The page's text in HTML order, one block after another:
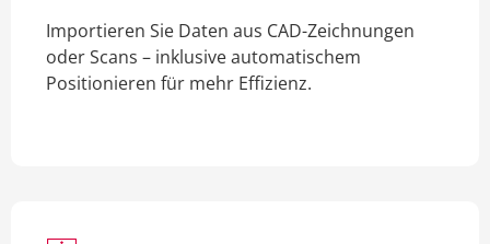
Importieren Sie Daten aus CAD-Zeichnungen
oder Scans – inklusive automatischem
Positionieren für mehr Effizienz.